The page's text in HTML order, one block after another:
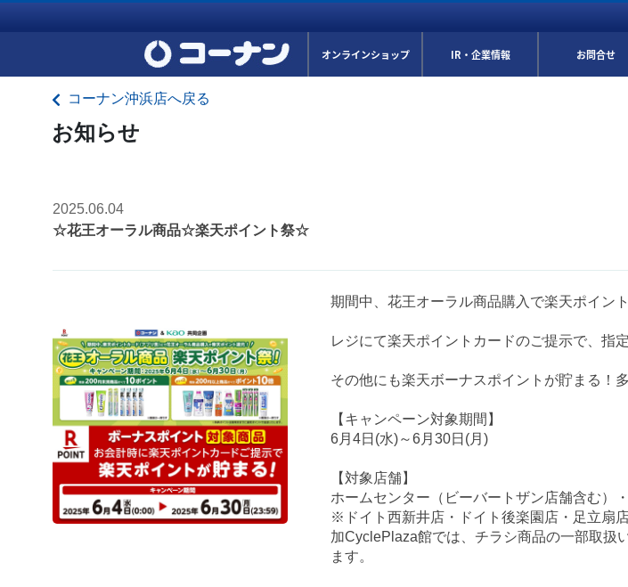
オンラインショップ IR・企業情報 お問合せ
コーナン沖浜店へ戻る
お知らせ
2025.06.04
☆花王オーラル商品☆楽天ポイント祭☆
期間中、花王オーラル商品購入で楽天ポイント
レジにて楽天ポイントカードのご提示で、指
その他にも楽天ボーナスポイントが貯まる！
【キャンペーン対象期間】
6月4日(水)～6月30日(月)
【対象店舗】
ホームセンター（ビーバートザン店舗含む）
※ドイト西新井店・ドイト後楽園店・足立扇
加CyclePlaza館では、チラシ商品の一部取扱
ます。